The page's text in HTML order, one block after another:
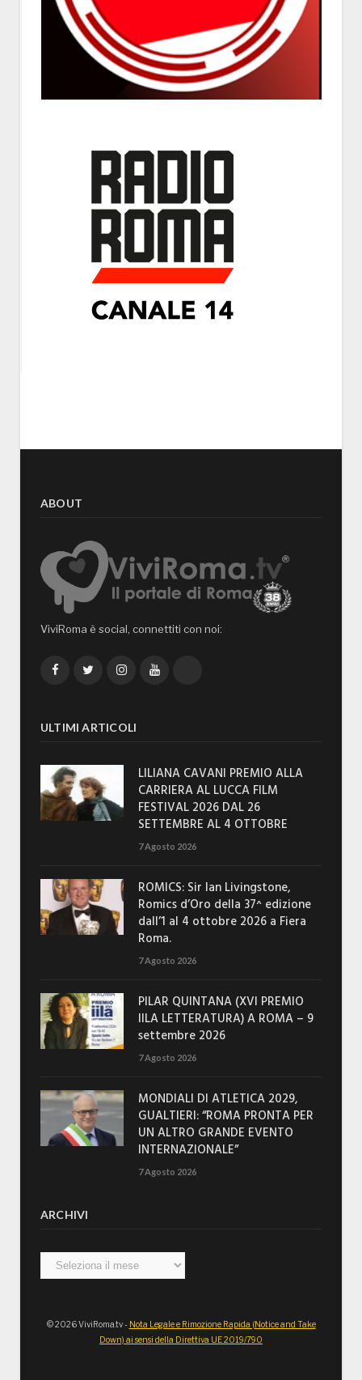
ABOUT
ViviRoma è social, connettiti con noi:
FacebookTwitterInstagramYouTube
ULTIMI ARTICOLI
LILIANA CAVANI PREMIO ALLA
CARRIERA AL LUCCA FILM
FESTIVAL 2026 DAL 26
SETTEMBRE AL 4 OTTOBRE
7 Agosto 2026
ROMICS: Sir Ian Livingstone,
Romics d’Oro della 37^ edizione
dall’1 al 4 ottobre 2026 a Fiera
Roma.
7 Agosto 2026
PILAR QUINTANA (XVI PREMIO
IILA LETTERATURA) A ROMA – 9
settembre 2026
7 Agosto 2026
MONDIALI DI ATLETICA 2029,
GUALTIERI: “ROMA PRONTA PER
UN ALTRO GRANDE EVENTO
INTERNAZIONALE”
7 Agosto 2026
ARCHIVI
Archivi
© 2026 ViviRoma.tv - Nota Legale e Rimozione Rapida (Notice and Take
Down) ai sensi della Direttiva UE 2019/790